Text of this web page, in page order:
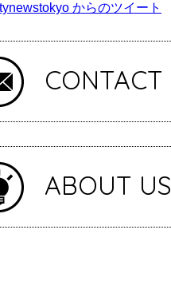
からのツイート
CONTACT
ABOUT US